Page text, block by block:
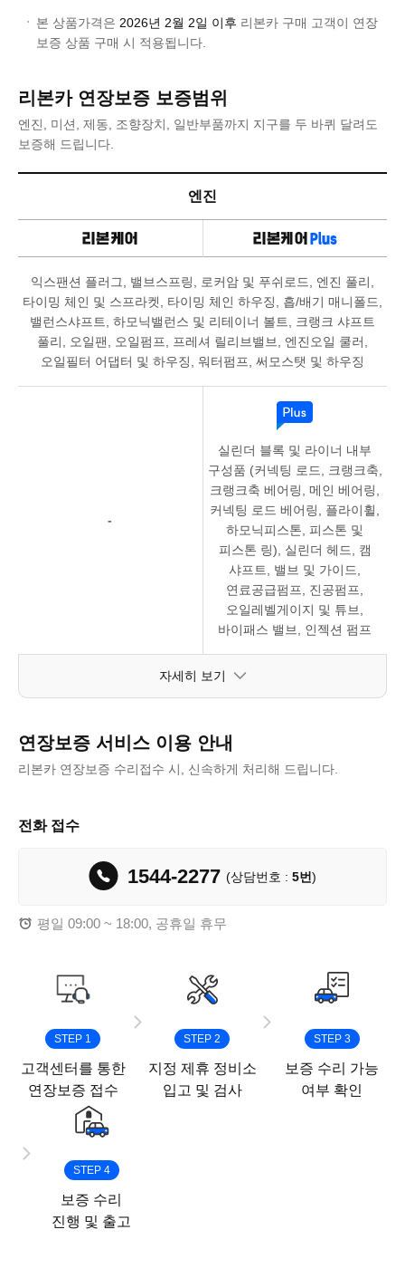
본 상품가격은 2026년 2월 2일 이후 리본카 구매 고객이 연장
보증 상품 구매 시 적용됩니다.
리본카 연장보증 보증범위
엔진, 미션, 제동, 조향장치, 일반부품까지 지구를 두 바퀴 달려도
보증해 드립니다.
엔진
익스팬션 플러그, 밸브스프링, 로커암 및 푸쉬로드, 엔진 풀리,
타이밍 체인 및 스프라켓, 타이밍 체인 하우징, 흡/배기 매니폴드,
밸런스샤프트, 하모닉밸런스 및 리테이너 볼트, 크랭크 샤프트
풀리, 오일팬, 오일펌프, 프레셔 릴리브밸브, 엔진오일 쿨러,
오일필터 어댑터 및 하우징, 워터펌프, 써모스탯 및 하우징
-
실린더 블록 및 라이너 내부
구성품 (커넥팅 로드, 크랭크축,
크랭크축 베어링, 메인 베어링,
커넥팅 로드 베어링, 플라이휠,
하모닉피스톤, 피스톤 및
피스톤 링), 실린더 헤드, 캠
샤프트, 밸브 및 가이드,
연료공급펌프, 진공펌프,
오일레벨게이지 및 튜브,
바이패스 밸브, 인젝션 펌프
자세히 보기
연장보증 서비스 이용 안내
리본카 연장보증 수리접수 시, 신속하게 처리해 드립니다.
전화 접수
1544-2277 (상담번호 : 5번)
평일 09:00 ~ 18:00, 공휴일 휴무
STEP 1
고객센터를 통한
연장보증 접수
STEP 2
지정 제휴 정비소
입고 및 검사
STEP 3
보증 수리 가능
여부 확인
STEP 4
보증 수리
진행 및 출고